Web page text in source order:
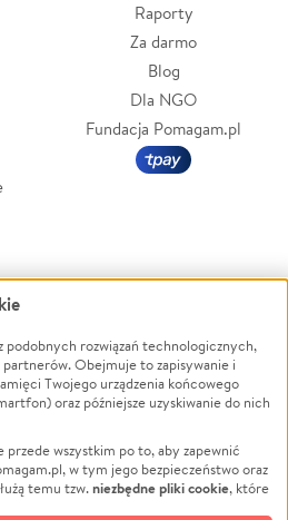
Raporty
Za darmo
Blog
Dla NGO
Fundacja Pomagam.pl
Powódź
Wichura
NGO
Edukacja
Podróż
podobnych rozwiązań technologicznych,
partnerów. Obejmuje to zapisywanie i
Twojego urządzenia końcowego
oraz późniejsze uzyskiwanie do nich
wszystkim po to, aby zapewnić
w tym jego bezpieczeństwo oraz
temu tzw.niezbędne pliki cookie, które